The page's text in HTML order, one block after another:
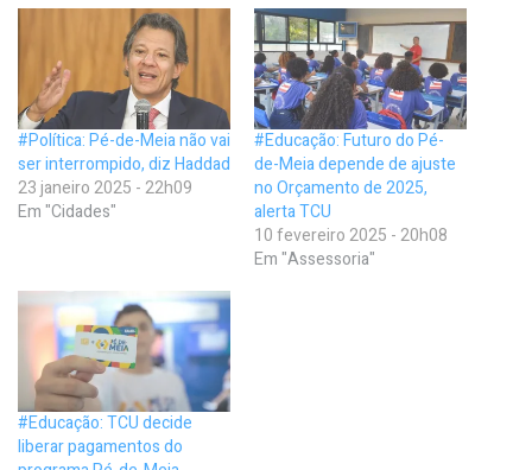
#Política: Pé-de-Meia não vai
ser interrompido, diz Haddad
23 janeiro 2025 - 22h09
Em "Cidades"
#Educação: Futuro do Pé-
de-Meia depende de ajuste
no Orçamento de 2025,
alerta TCU
10 fevereiro 2025 - 20h08
Em "Assessoria"
#Educação: TCU decide
liberar pagamentos do